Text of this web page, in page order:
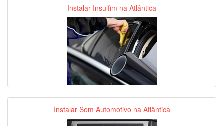
Instalar Insulfim na Atlântica
Instalar Som Automotivo na Atlântica